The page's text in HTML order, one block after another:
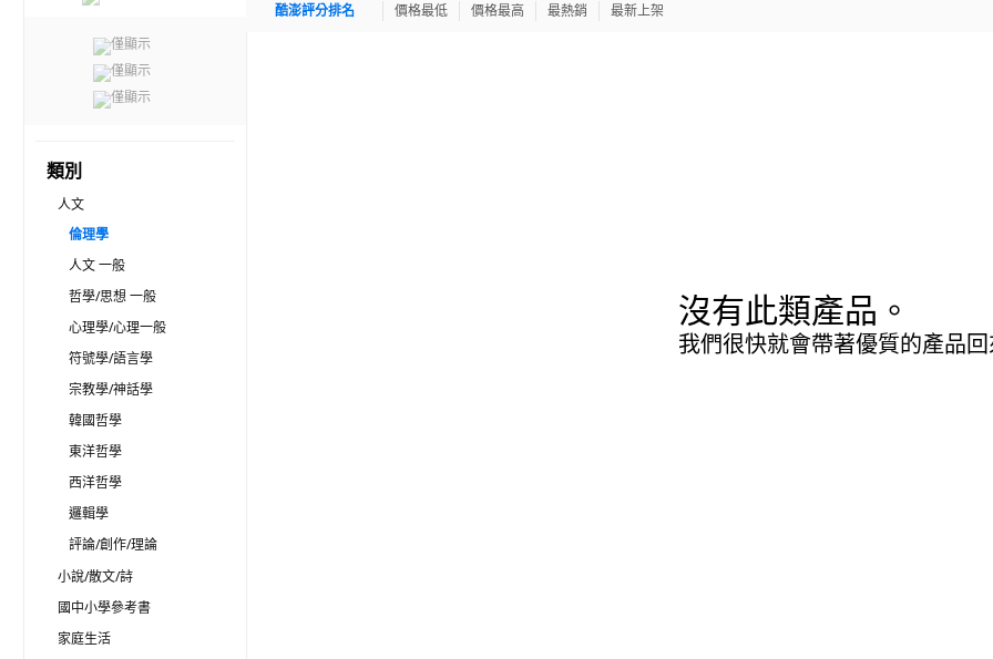
僅顯示
僅顯示
僅顯示
類別
人文
倫理學
人文 一般
哲學/思想 一般
心理學/心理一般
符號學/語言學
宗教學/神話學
韓國哲學
東洋哲學
西洋哲學
邏輯學
評論/創作/理論
小說/散文/詩
國中小學參考書
家庭生活
酷澎評分排名 價格最低 價格最高 最熱銷 最新上架
沒有此類產品。
我們很快就會帶著優質的產品